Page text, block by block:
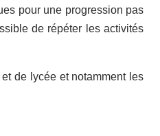
pour une progression pas
de répéter les activités
de lycée et notamment les